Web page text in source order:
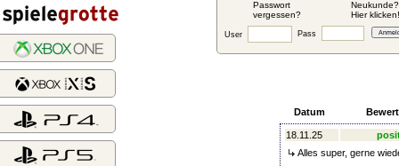
Passwort
vergessen?
Neukunde?
Hier klicken!
User Pass
Datum
18.11.25
Alles super, gerne